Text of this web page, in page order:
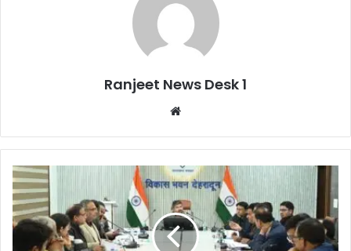
Ranjeet News Desk 1
te